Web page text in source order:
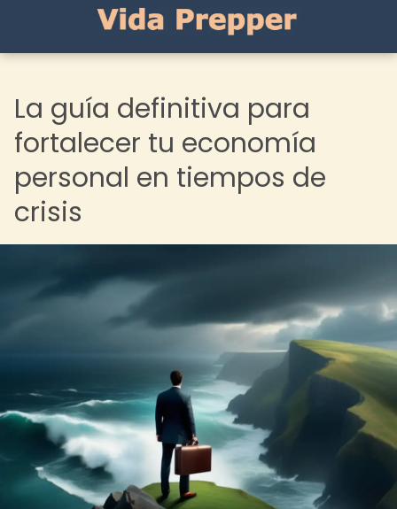
La guía definitiva para
fortalecer tu economía
personal en tiempos de
crisis